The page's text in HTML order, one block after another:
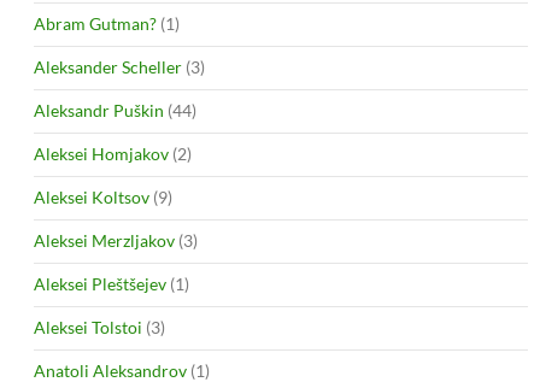
Abram Gutman? (1)
Aleksander Scheller (3)
Aleksandr Puškin (44)
Aleksei Homjakov (2)
Aleksei Koltsov (9)
Aleksei Merzljakov (3)
Aleksei Pleštšejev (1)
Aleksei Tolstoi (3)
Anatoli Aleksandrov (1)